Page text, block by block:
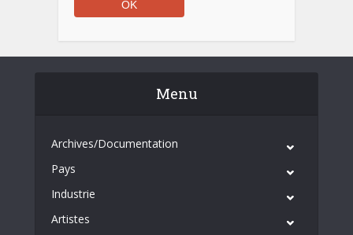
Menu
Archives/Documentation
Pays
Industrie
Artistes